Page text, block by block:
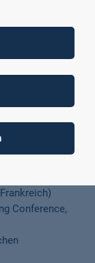
Stakeholders,
Conference,